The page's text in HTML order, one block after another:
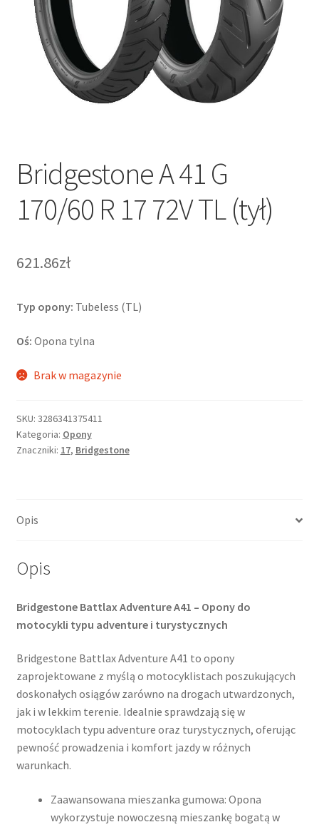
Bridgestone A 41 G
170/60 R 17 72V TL (tył)
621.86zł
Typ opony: Tubeless (TL)
Oś: Opona tylna
Brak w magazynie
SKU: 3286341375411
Kategoria: Opony
Znaczniki: 17, Bridgestone
Opis
Opis
Bridgestone Battlax Adventure A41 – Opony do
motocykli typu adventure i turystycznych
Bridgestone Battlax Adventure A41 to opony
zaprojektowane z myślą o motocyklistach poszukujących
doskonałych osiągów zarówno na drogach utwardzonych,
jak i w lekkim terenie. Idealnie sprawdzają się w
motocyklach typu adventure oraz turystycznych, oferując
pewność prowadzenia i komfort jazdy w różnych
warunkach.​
Zaawansowana mieszanka gumowa: Opona
wykorzystuje nowoczesną mieszankę bogatą w